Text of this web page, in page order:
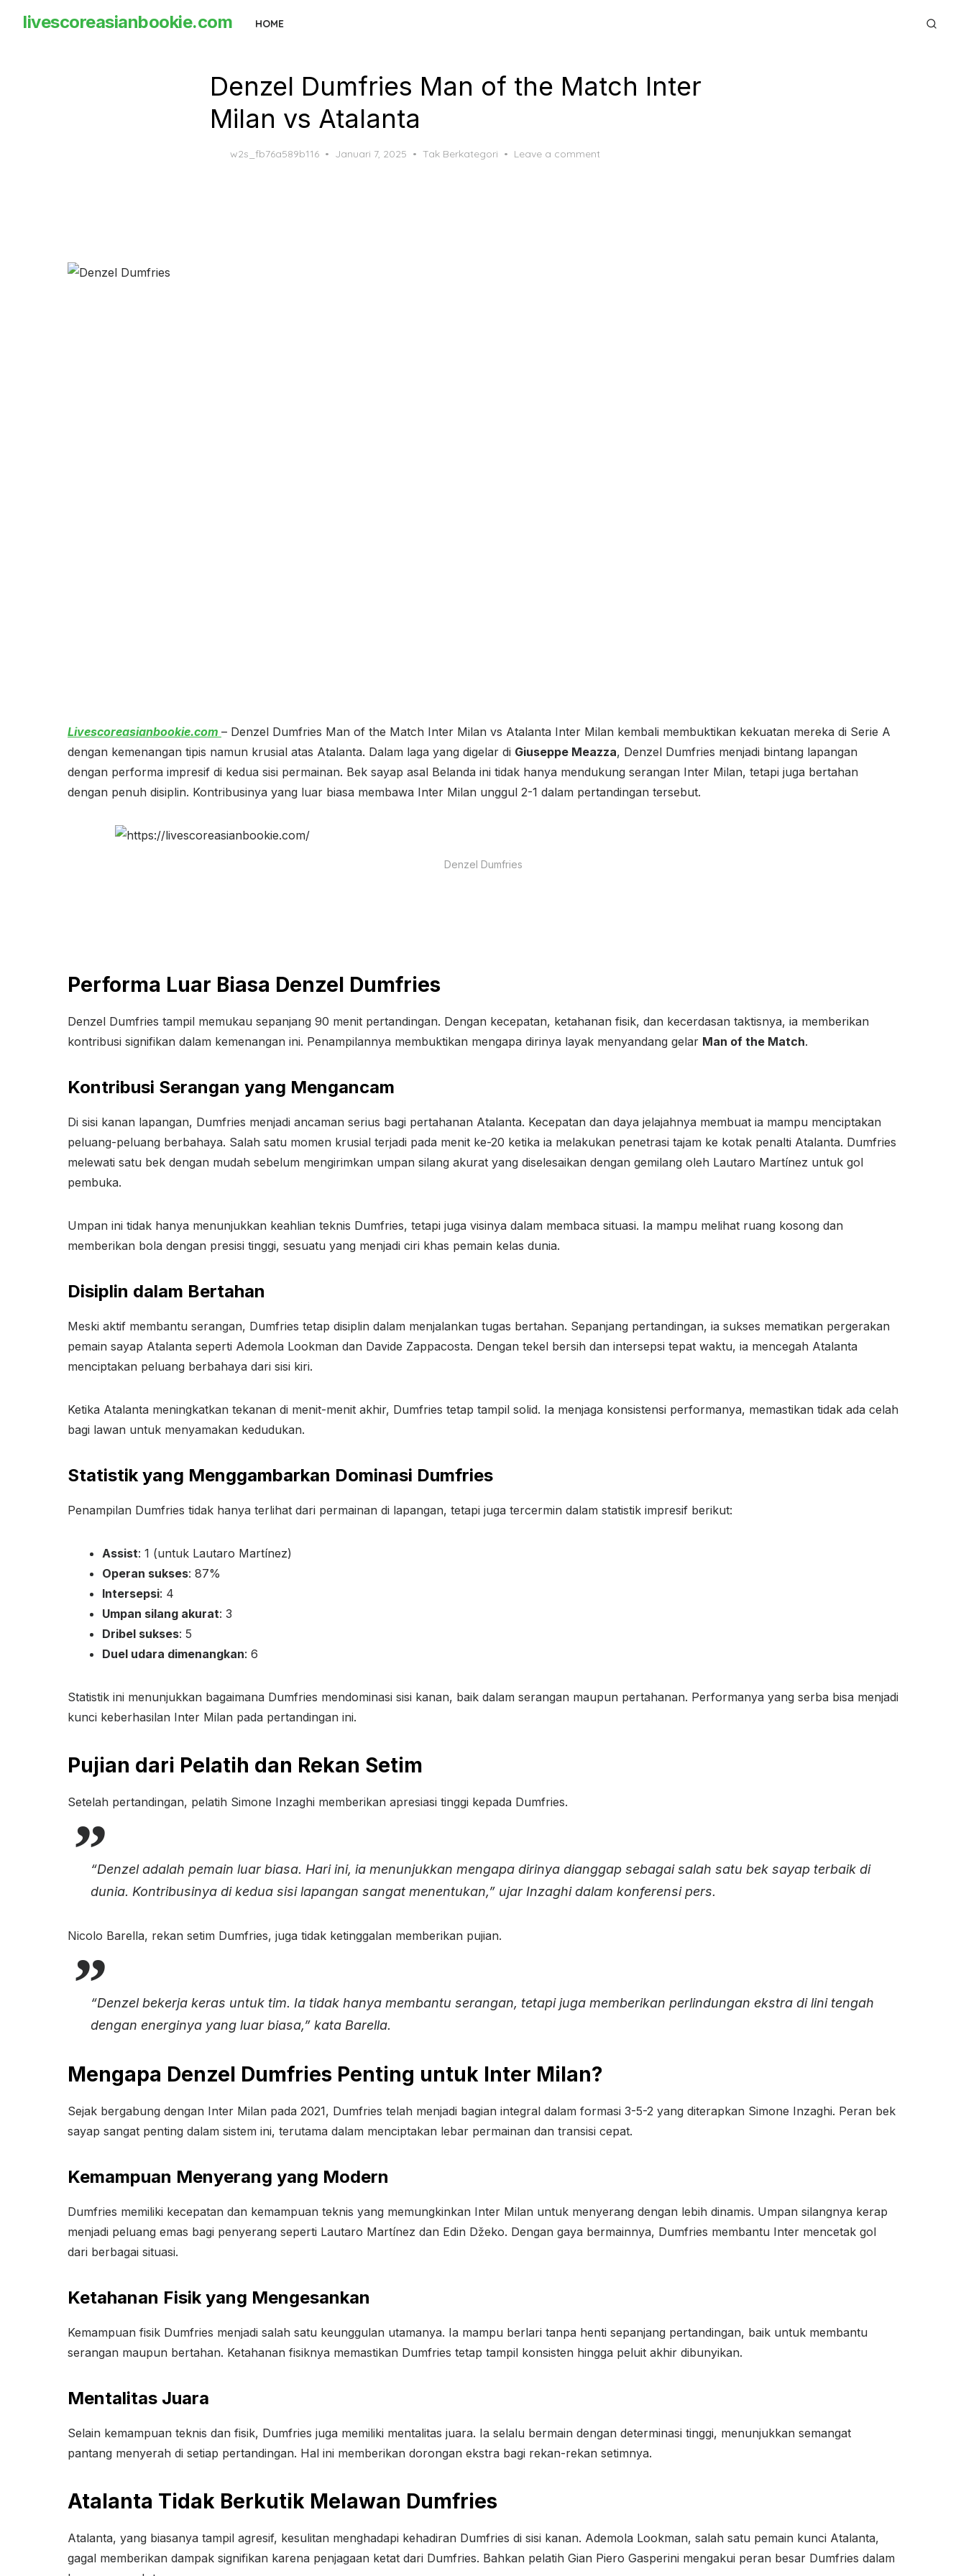
livescoreasianbookie.com HOME
Denzel Dumfries Man of the Match Inter
Milan vs Atalanta
w2s_fb76a589b116
Posted
Januari 7, 2025 Tak Berkategori Leave a comment
Livescoreasianbookie.com – Denzel Dumfries Man of the Match Inter Milan vs Atalanta Inter Milan kembali membuktikan kekuatan mereka di Serie A
dengan kemenangan tipis namun krusial atas Atalanta. Dalam laga yang digelar di Giuseppe Meazza, Denzel Dumfries menjadi bintang lapangan
dengan performa impresif di kedua sisi permainan. Bek sayap asal Belanda ini tidak hanya mendukung serangan Inter Milan, tetapi juga bertahan
dengan penuh disiplin. Kontribusinya yang luar biasa membawa Inter Milan unggul 2-1 dalam pertandingan tersebut.
Denzel Dumfries
Performa Luar Biasa Denzel Dumfries
Denzel Dumfries tampil memukau sepanjang 90 menit pertandingan. Dengan kecepatan, ketahanan fisik, dan kecerdasan taktisnya, ia memberikan
kontribusi signifikan dalam kemenangan ini. Penampilannya membuktikan mengapa dirinya layak menyandang gelar Man of the Match.
Kontribusi Serangan yang Mengancam
Di sisi kanan lapangan, Dumfries menjadi ancaman serius bagi pertahanan Atalanta. Kecepatan dan daya jelajahnya membuat ia mampu menciptakan
peluang-peluang berbahaya. Salah satu momen krusial terjadi pada menit ke-20 ketika ia melakukan penetrasi tajam ke kotak penalti Atalanta. Dumfries
melewati satu bek dengan mudah sebelum mengirimkan umpan silang akurat yang diselesaikan dengan gemilang oleh Lautaro Martínez untuk gol
pembuka.
Umpan ini tidak hanya menunjukkan keahlian teknis Dumfries, tetapi juga visinya dalam membaca situasi. Ia mampu melihat ruang kosong dan
memberikan bola dengan presisi tinggi, sesuatu yang menjadi ciri khas pemain kelas dunia.
Disiplin dalam Bertahan
Meski aktif membantu serangan, Dumfries tetap disiplin dalam menjalankan tugas bertahan. Sepanjang pertandingan, ia sukses mematikan pergerakan
pemain sayap Atalanta seperti Ademola Lookman dan Davide Zappacosta. Dengan tekel bersih dan intersepsi tepat waktu, ia mencegah Atalanta
menciptakan peluang berbahaya dari sisi kiri.
Ketika Atalanta meningkatkan tekanan di menit-menit akhir, Dumfries tetap tampil solid. Ia menjaga konsistensi performanya, memastikan tidak ada celah
bagi lawan untuk menyamakan kedudukan.
Statistik yang Menggambarkan Dominasi Dumfries
Penampilan Dumfries tidak hanya terlihat dari permainan di lapangan, tetapi juga tercermin dalam statistik impresif berikut:
Assist: 1 (untuk Lautaro Martínez)
Operan sukses: 87%
Intersepsi: 4
Umpan silang akurat: 3
Dribel sukses: 5
Duel udara dimenangkan: 6
Statistik ini menunjukkan bagaimana Dumfries mendominasi sisi kanan, baik dalam serangan maupun pertahanan. Performanya yang serba bisa menjadi
kunci keberhasilan Inter Milan pada pertandingan ini.
Pujian dari Pelatih dan Rekan Setim
Setelah pertandingan, pelatih Simone Inzaghi memberikan apresiasi tinggi kepada Dumfries.
“Denzel adalah pemain luar biasa. Hari ini, ia menunjukkan mengapa dirinya dianggap sebagai salah satu bek sayap terbaik di
dunia. Kontribusinya di kedua sisi lapangan sangat menentukan,” ujar Inzaghi dalam konferensi pers.
Nicolo Barella, rekan setim Dumfries, juga tidak ketinggalan memberikan pujian.
“Denzel bekerja keras untuk tim. Ia tidak hanya membantu serangan, tetapi juga memberikan perlindungan ekstra di lini tengah
dengan energinya yang luar biasa,” kata Barella.
Mengapa Denzel Dumfries Penting untuk Inter Milan?
Sejak bergabung dengan Inter Milan pada 2021, Dumfries telah menjadi bagian integral dalam formasi 3-5-2 yang diterapkan Simone Inzaghi. Peran bek
sayap sangat penting dalam sistem ini, terutama dalam menciptakan lebar permainan dan transisi cepat.
Kemampuan Menyerang yang Modern
Dumfries memiliki kecepatan dan kemampuan teknis yang memungkinkan Inter Milan untuk menyerang dengan lebih dinamis. Umpan silangnya kerap
menjadi peluang emas bagi penyerang seperti Lautaro Martínez dan Edin Džeko. Dengan gaya bermainnya, Dumfries membantu Inter mencetak gol
dari berbagai situasi.
Ketahanan Fisik yang Mengesankan
Kemampuan fisik Dumfries menjadi salah satu keunggulan utamanya. Ia mampu berlari tanpa henti sepanjang pertandingan, baik untuk membantu
serangan maupun bertahan. Ketahanan fisiknya memastikan Dumfries tetap tampil konsisten hingga peluit akhir dibunyikan.
Mentalitas Juara
Selain kemampuan teknis dan fisik, Dumfries juga memiliki mentalitas juara. Ia selalu bermain dengan determinasi tinggi, menunjukkan semangat
pantang menyerah di setiap pertandingan. Hal ini memberikan dorongan ekstra bagi rekan-rekan setimnya.
Atalanta Tidak Berkutik Melawan Dumfries
Atalanta, yang biasanya tampil agresif, kesulitan menghadapi kehadiran Dumfries di sisi kanan. Ademola Lookman, salah satu pemain kunci Atalanta,
gagal memberikan dampak signifikan karena penjagaan ketat dari Dumfries. Bahkan pelatih Gian Piero Gasperini mengakui peran besar Dumfries dalam